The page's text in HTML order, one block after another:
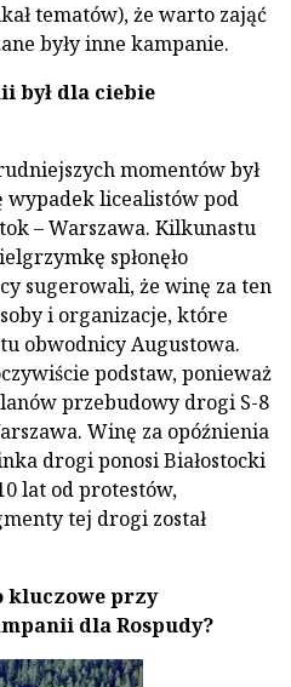
tematów), że warto zająć
były inne kampanie.
był dla ciebie
momentów był
wypadek licealistów pod
– Warszawa. Kilkunastu
spłonęło
sugerowali, że winę za ten
i organizacje, które
obwodnicy Augustowa.
podstaw, ponieważ
przebudowy drogi S-8
Winę za opóźnienia
drogi ponosi Białostocki
lat od protestów,
tej drogi został
kluczowe przy
dla Rospudy?